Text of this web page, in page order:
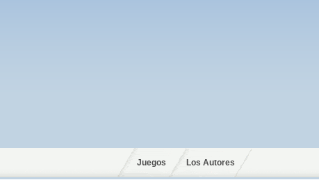
Juegos Los Autores